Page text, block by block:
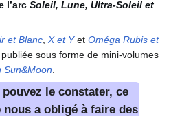
l’arc Soleil, Lune, Ultra-Soleil et
et Blanc X et Yet Oméga Rubis et
publiée sous forme de mini-volumes
Sun&Moon
le constater, ce
a obligé à faire des